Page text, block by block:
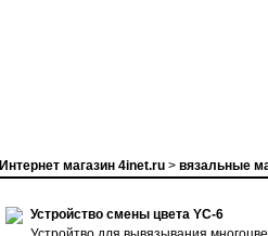
Интернет магазин 4inet.ru > вязальные
Устройство смены цвета YC-6